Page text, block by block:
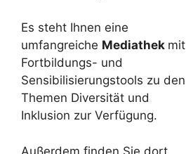
Es steht Ihnen eine
umfangreiche Mediathek mit
Fortbildungs- und
Sensibilisierungstools zu den
Themen Diversität und
Inklusion zur Verfügung.
Außerdem finden Sie dort